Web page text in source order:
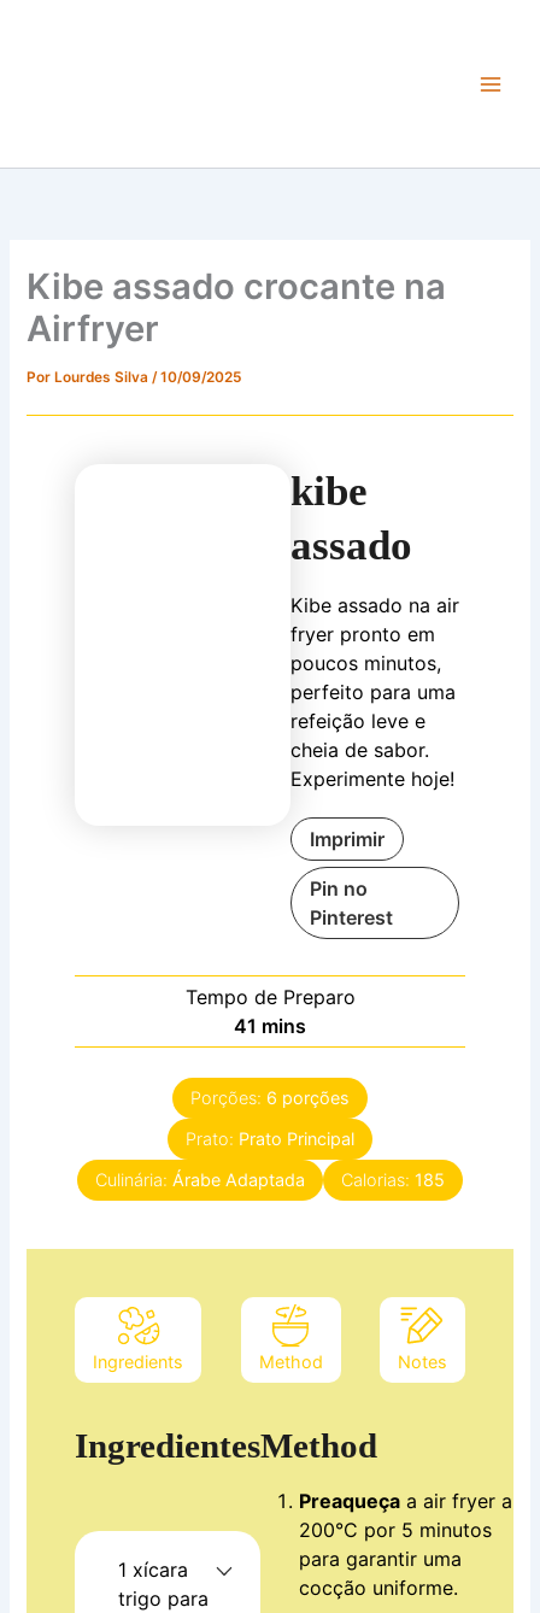
Kibe assado crocante na
Airfryer
Por Lourdes Silva/10/09/2025
kibe
assado
Kibe assado na air
fryer pronto em
poucos minutos,
perfeito para uma
refeição leve e
cheia de sabor.
Experimente hoje!
Imprimir
Pin no
Pinterest
Tempo de Preparo
41 minutes
mins
Porções: 6 porções
Prato: Prato Principal
Culinária: Árabe Adaptada Calorias: 185
Ingredients Method Notes
Ingredientes
1 xícara
trigo para
Method
Preaqueça a air fryer a
200°C por 5 minutos
para garantir uma
cocção uniforme.